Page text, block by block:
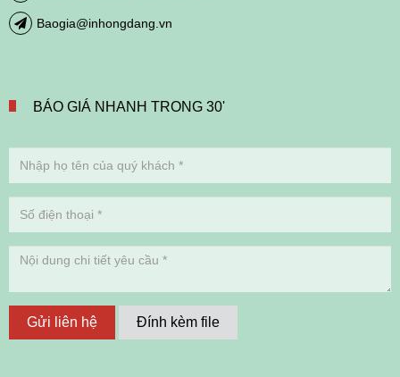
Baogia@inhongdang.vn
BÁO GIÁ NHANH TRONG 30'
Gửi liên hệ Đính kèm file